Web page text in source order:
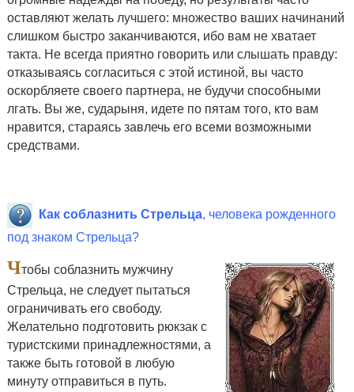
оставляют желать лучшего: множество ваших начинаний
слишком быстро заканчиваются, ибо вам не хватает
такта. Не всегда приятно говорить или слышать правду:
отказываясь согласиться с этой истиной, вы часто
оскорбляете своего партнера, не будучи способными
лгать. Вы же, сударыня, идете по пятам того, кто вам
нравится, стараясь завлечь его всеми возможными
средствами.
Как соблазнить Стрельца, человека рожденного
под знаком Стрельца?
Чтобы соблазнить мужчину
Стрельца, не следует пытаться
ограничивать его свободу.
Желательно подготовить рюкзак с
туристскими принадлежностями, а
также быть готовой в любую
минуту отправиться в путь.